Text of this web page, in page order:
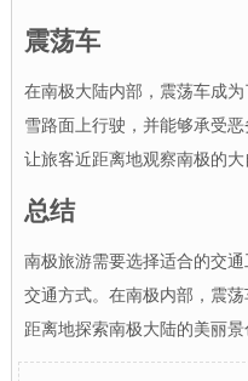
震荡车
在南极大陆内部，震荡车成
雪路面上行驶，并能够承受
让旅客近距离地观察南极的大
总结
南极旅游需要选择适合的交
交通方式。在南极内部，震
距离地探索南极大陆的美丽景